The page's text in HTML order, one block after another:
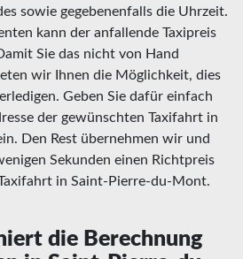
sowie gegebenenfalls die Uhrzeit.
kann der anfallende Taxipreis
Sie das nicht von Hand
wir Ihnen die Möglichkeit, dies
Geben Sie dafür einfach
der gewünschten Taxifahrt in
Den Rest übernehmen wir und
Sekunden einen Richtpreis
in Saint-Pierre-du-Mont.
die Berechnung